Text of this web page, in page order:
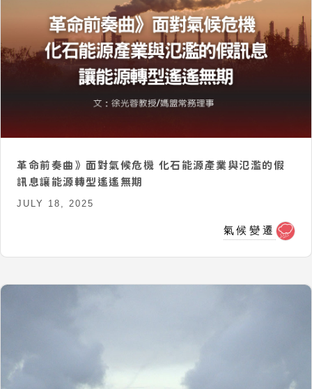
革命前奏曲》面對氣候危機 化石能源產業與氾濫的假
訊息讓能源轉型遙遙無期
JULY 18, 2025
氣候變遷